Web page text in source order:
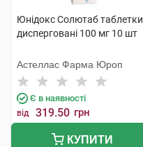
Юнідокс Солютаб таблетки
дисперговані 100 мг 10 шт
Астеллас Фарма Юроп
Є в наявності
від 319.50 грн
КУПИТИ